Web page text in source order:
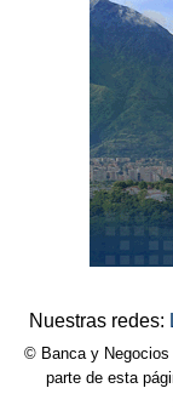
Nuestras redes:
© Banca y Negocios
parte de esta